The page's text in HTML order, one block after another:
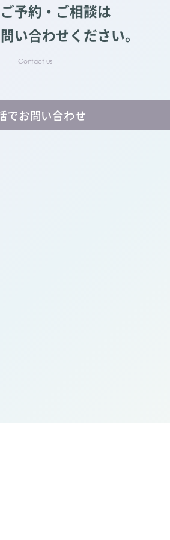
予約・ご相談は
い合わせください。
でお問い合わせ